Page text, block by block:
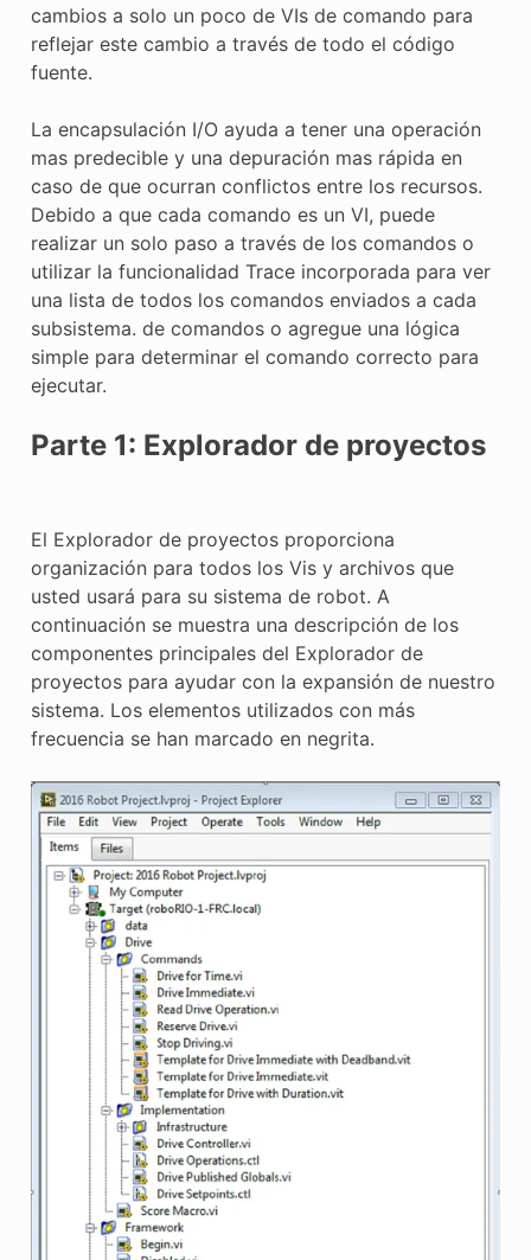
cambios a solo un poco de VIs de comando para
reflejar este cambio a través de todo el código
fuente.
La encapsulación I/O ayuda a tener una operación
mas predecible y una depuración mas rápida en
caso de que ocurran conflictos entre los recursos.
Debido a que cada comando es un VI, puede
realizar un solo paso a través de los comandos o
utilizar la funcionalidad Trace incorporada para ver
una lista de todos los comandos enviados a cada
subsistema. de comandos o agregue una lógica
simple para determinar el comando correcto para
ejecutar.
Parte 1: Explorador de proyectos
El Explorador de proyectos proporciona
organización para todos los Vis y archivos que
usted usará para su sistema de robot. A
continuación se muestra una descripción de los
componentes principales del Explorador de
proyectos para ayudar con la expansión de nuestro
sistema. Los elementos utilizados con más
frecuencia se han marcado en negrita.